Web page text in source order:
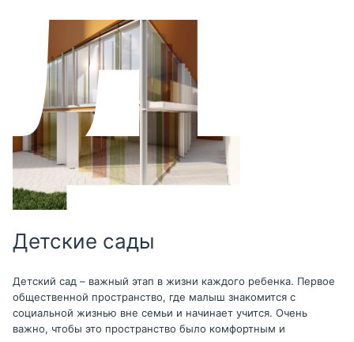
Детские сады
Детский сад – важный этап в жизни каждого ребенка. Первое
общественной пространство, где малыш знакомится с
социальной жизнью вне семьи и начинает учится. Очень
важно, чтобы это пространство было комфортным и